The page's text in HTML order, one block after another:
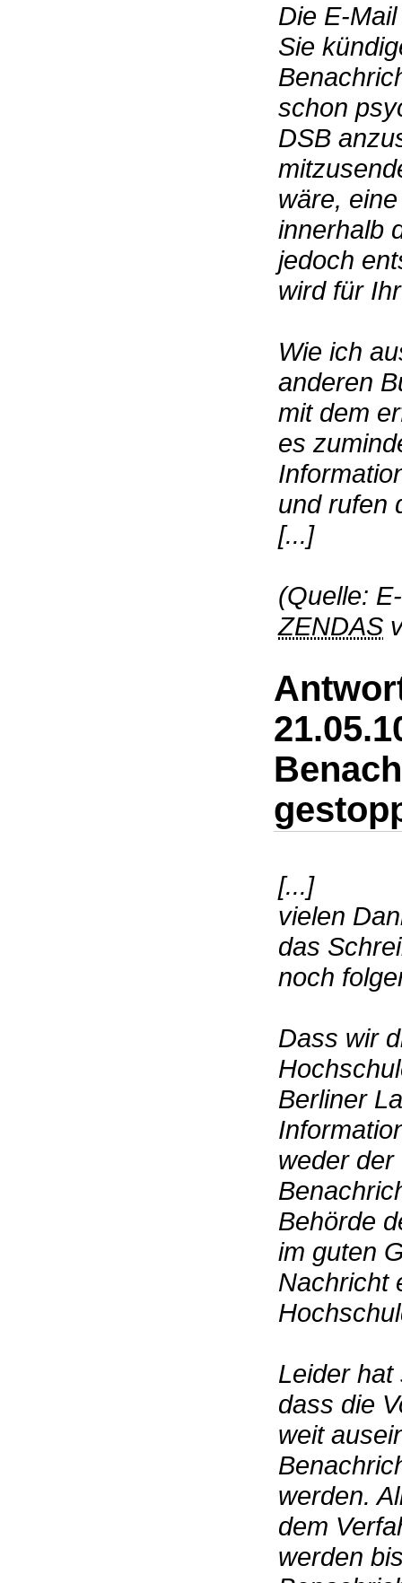
Die E-
Sie
schon
DSB
wäre,
innerhalb
jedoch
wird für
Wie ich
anderen
mit dem
es
und rufen
[...]
(Quelle:
ZENDAS
[...]
vielen
das
noch
Dass wir
Berliner
weder
Behörde
im guten
Nachricht
Leider hat
dass die
weit
werden.
dem
werden